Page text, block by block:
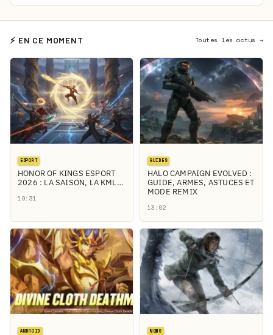
⚡ EN CE MOMENT Toutes les actus →
ESPORT
HONOR OF KINGS ESPORT
2026 : LA SAISON, LA KML…
19:31
GUIDES
HALO CAMPAIGN EVOLVED :
GUIDE, ARMES, ASTUCES ET
MODE REMIX
13:02
ANDROID NEWS